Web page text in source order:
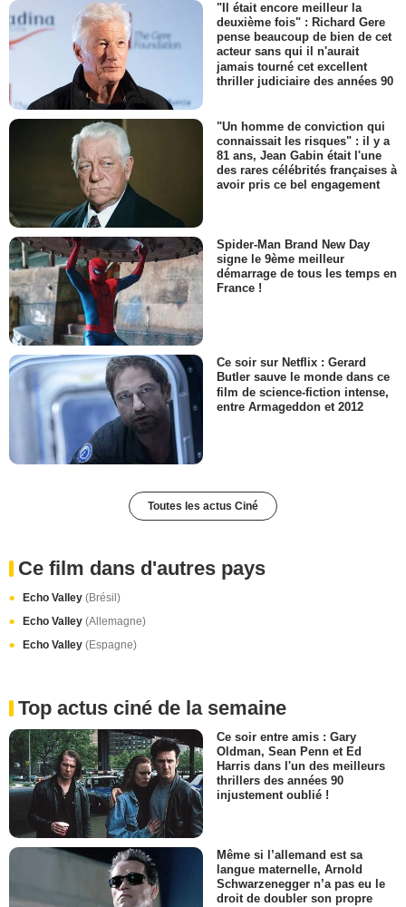
"Il était encore meilleur la
deuxième fois" : Richard Gere
pense beaucoup de bien de cet
acteur sans qui il n'aurait
jamais tourné cet excellent
thriller judiciaire des années 90
"Un homme de conviction qui
connaissait les risques" : il y a
81 ans, Jean Gabin était l'une
des rares célébrités françaises à
avoir pris ce bel engagement
Spider-Man Brand New Day
signe le 9ème meilleur
démarrage de tous les temps en
France !
Ce soir sur Netflix : Gerard
Butler sauve le monde dans ce
film de science-fiction intense,
entre Armageddon et 2012
Toutes les actus Ciné
Ce film dans d'autres pays
Echo Valley (Brésil)
Echo Valley (Allemagne)
Echo Valley (Espagne)
Top actus ciné de la semaine
Ce soir entre amis : Gary
Oldman, Sean Penn et Ed
Harris dans l'un des meilleurs
thrillers des années 90
injustement oublié !
Même si l’allemand est sa
langue maternelle, Arnold
Schwarzenegger n’a pas eu le
droit de doubler son propre